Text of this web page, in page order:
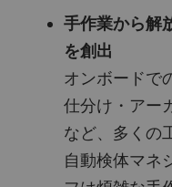
手作業から解
を創出
オンボードで
仕分け・アー
など、多くの
自動検体マネ